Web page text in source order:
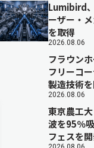
Lumibird
ーザー・
を取得
2026.08.06
フラウン
フリーコ
製造技術
2026.08.06
東京農工
波を95％
フェスを